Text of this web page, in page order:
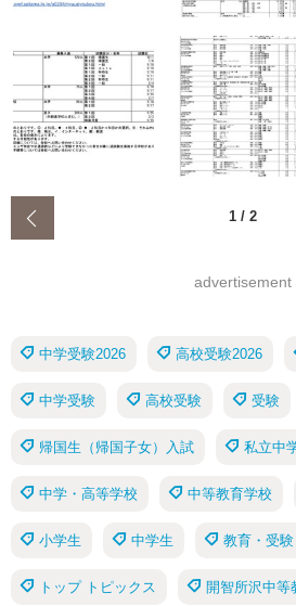
1 / 2
advertisement
中学受験2026 高校受験2026
中学受験 高校受験 受験
帰国生（帰国子女）入試 私立中
中学・高等学校 中等教育学校
小学生 中学生 教育・受
トップ トピックス 開智所沢中等